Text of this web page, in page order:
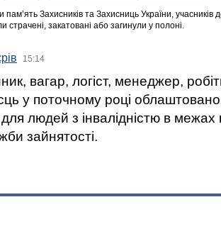
пам’ять Захисників та Захисниць України,
страчені, закатовані або загинули у полоні.
15:14
вагар, логіст, менеджер,
у поточному році
людей з інвалідністю в межах
зайнятості.